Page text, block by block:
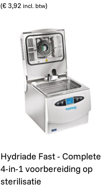
(€ 3,92 incl. btw)
Hydriade Fast - Complete
4-in-1 voorbereiding op
sterilisatie